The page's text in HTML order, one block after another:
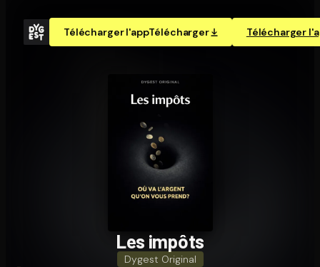
Télécharger l'appTélécharger Télécharger
Les impôts
Dygest Original